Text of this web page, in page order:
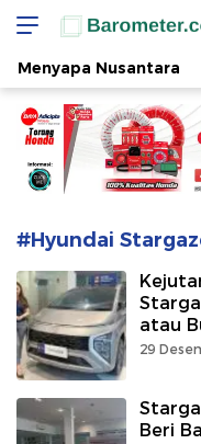
Berita Terkini di
Menyapa Nusantara
#Hyundai
atau
29
Beri